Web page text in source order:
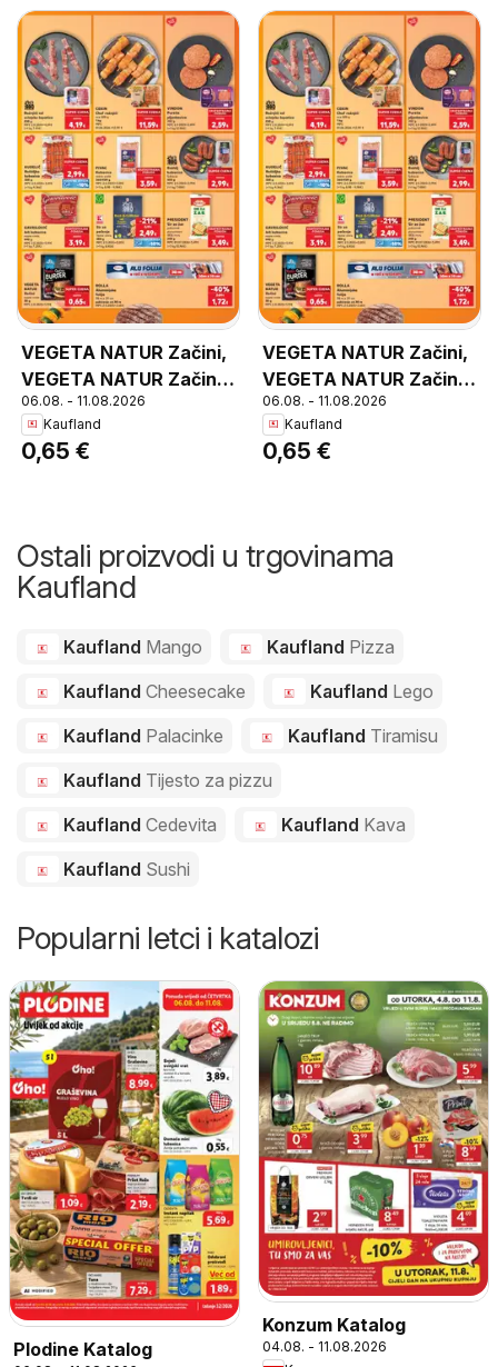
VEGETA NATUR Začini,
VEGETA NATUR Začini
razne vrste 30 g
06.08. - 11.08.2026
Kaufland
0,65 €
VEGETA NATUR Začini,
VEGETA NATUR Začini
razne vrste 30 g
06.08. - 11.08.2026
Kaufland
0,65 €
Ostali proizvodi u trgovinama
Kaufland
Kaufland Mango Kaufland Pizza
Kaufland Cheesecake Kaufland Lego
Kaufland Palacinke Kaufland Tiramisu
Kaufland Tijesto za pizzu
Kaufland Cedevita Kaufland Kava
Kaufland Sushi
Popularni letci i katalozi
Plodine Katalog
Konzum Katalog
04.08. - 11.08.2026